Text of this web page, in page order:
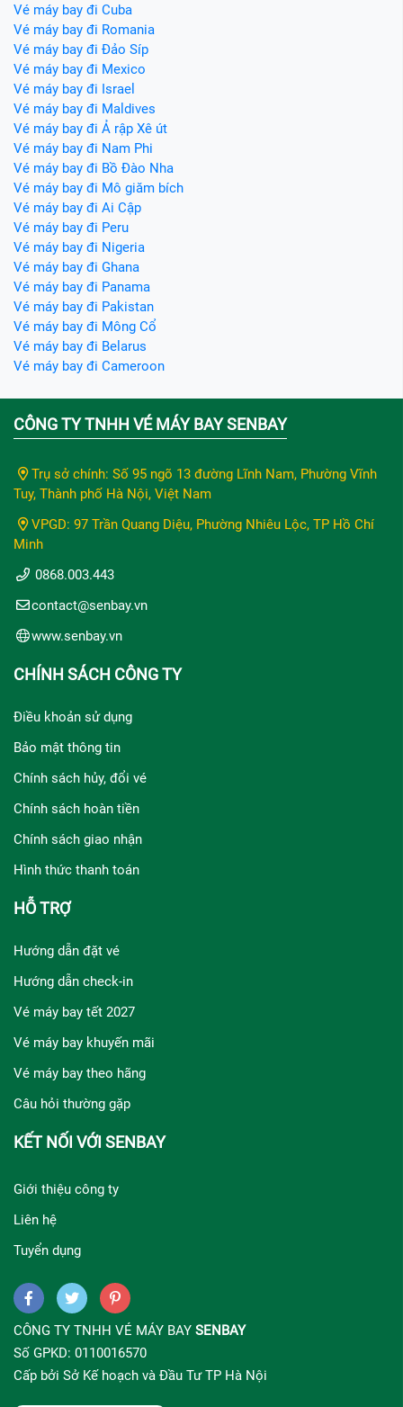
Vé máy bay đi Cuba
Vé máy bay đi Romania
Vé máy bay đi Đảo Síp
Vé máy bay đi Mexico
Vé máy bay đi Israel
Vé máy bay đi Maldives
Vé máy bay đi Ả rập Xê út
Vé máy bay đi Nam Phi
Vé máy bay đi Bồ Đào Nha
Vé máy bay đi Mô giăm bích
Vé máy bay đi Ai Cập
Vé máy bay đi Peru
Vé máy bay đi Nigeria
Vé máy bay đi Ghana
Vé máy bay đi Panama
Vé máy bay đi Pakistan
Vé máy bay đi Mông Cổ
Vé máy bay đi Belarus
Vé máy bay đi Cameroon
CÔNG TY TNHH VÉ MÁY BAY SENBAY
Trụ sở chính: Số 95 ngõ 13 đường Lĩnh Nam, Phường Vĩnh
Tuy, Thành phố Hà Nội, Việt Nam
VPGD: 97 Trần Quang Diệu, Phường Nhiêu Lộc, TP Hồ Chí
Minh
0868.003.443
contact@senbay.vn
www.senbay.vn
CHÍNH SÁCH CÔNG TY
Điều khoản sử dụng
Bảo mật thông tin
Chính sách hủy, đổi vé
Chính sách hoàn tiền
Chính sách giao nhận
Hình thức thanh toán
HỖ TRỢ
Hướng dẫn đặt vé
Hướng dẫn check-in
Vé máy bay tết 2027
Vé máy bay khuyến mãi
Vé máy bay theo hãng
Câu hỏi thường gặp
KẾT NỐI VỚI SENBAY
Giới thiệu công ty
Liên hệ
Tuyển dụng
CÔNG TY TNHH VÉ MÁY BAY SENBAY
Số GPKD: 0110016570
Cấp bởi Sở Kế hoạch và Đầu Tư TP Hà Nội